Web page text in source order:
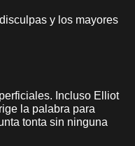
y los mayores
Incluso Elliot
la palabra para
tonta sin ninguna